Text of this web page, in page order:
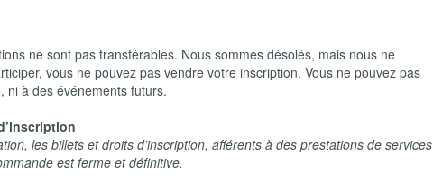
ne sont pas transférables. Nous sommes désolés, mais nous ne
vous ne pouvez pas vendre votre inscription. Vous ne pouvez pas
ni à des événements futurs.
les billets et droits d’inscription, afférents à des prestations de services
est ferme et définitive.